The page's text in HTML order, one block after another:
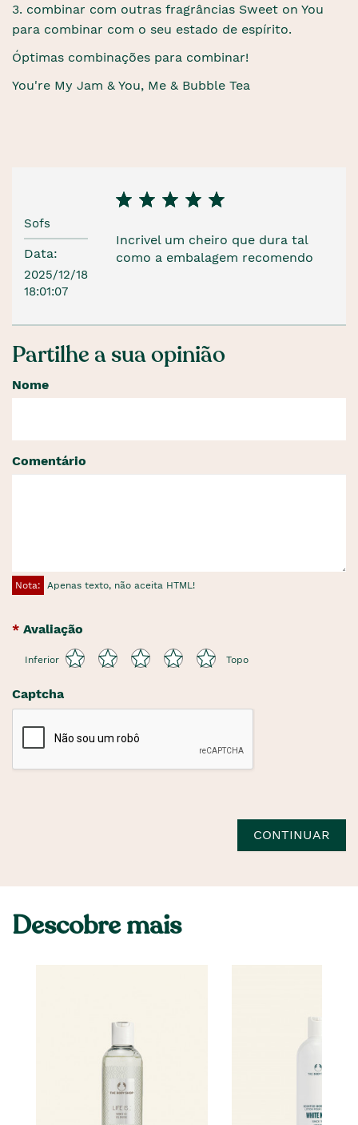
3. combinar com outras fragrâncias Sweet on You
para combinar com o seu estado de espírito.
Óptimas combinações para combinar!
You're My Jam & You, Me & Bubble Tea
Sofs
Data:
2025/12/18
18:01:07
Incrivel um cheiro que dura tal
como a embalagem recomendo
Partilhe a sua opinião
Nome
Comentário
Nota: Apenas texto, não aceita HTML!
Avaliação
Inferior Topo
Captcha
CONTINUAR
Descobre mais